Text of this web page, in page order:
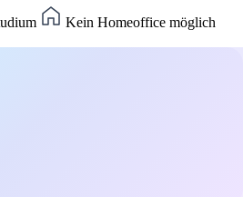
Kein Homeoffice möglich